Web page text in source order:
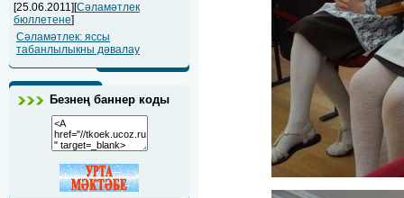
[25.06.2011][Сәламәтлек
бюллетене]
Сәламәтлек: яссы
табанлылыкны дәвалау
Безнең баннер коды